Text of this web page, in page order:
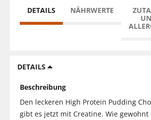
DETAILS NÄHRWERTE
DETAILS
Beschreibung
Den leckeren High Protein Pudding
gibt es jetzt mit Creatine. Wie gewohnt